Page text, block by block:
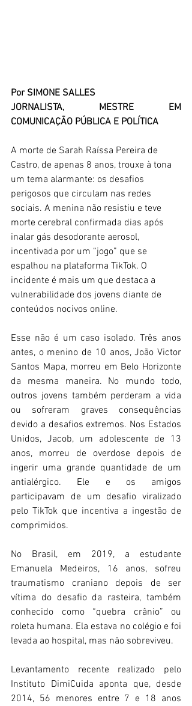
Por SIMONE SALLES
JORNALISTA, MESTRE EM
COMUNICAÇÃO PÚBLICA E POLÍTICA
A morte de Sarah Raíssa Pereira de
Castro, de apenas 8 anos, trouxe à tona
um tema alarmante: os desafios
perigosos que circulam nas redes
sociais. A menina não resistiu e teve
morte cerebral confirmada dias após
inalar gás desodorante aerosol,
incentivada por um “jogo” que se
espalhou na plataforma TikTok. O
incidente é mais um que destaca a
vulnerabilidade dos jovens diante de
conteúdos nocivos online.
Esse não é um caso isolado. Três anos
antes, o menino de 10 anos, João Victor
Santos Mapa, morreu em Belo Horizonte
da mesma maneira. No mundo todo,
outros jovens também perderam a vida
ou sofreram graves consequências
devido a desafios extremos. Nos Estados
Unidos, Jacob, um adolescente de 13
anos, morreu de overdose depois de
ingerir uma grande quantidade de um
antialérgico. Ele e os amigos
participavam de um desafio viralizado
pelo TikTok que incentiva a ingestão de
comprimidos.
No Brasil, em 2019, a estudante
Emanuela Medeiros, 16 anos, sofreu
traumatismo craniano depois de ser
vítima do desafio da rasteira, também
conhecido como “quebra crânio” ou
roleta humana. Ela estava no colégio e foi
levada ao hospital, mas não sobreviveu.
Levantamento recente realizado pelo
Instituto DimiCuida aponta que, desde
2014, 56 menores entre 7 e 18 anos